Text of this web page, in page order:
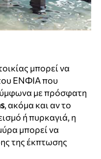
μπορεί να
ΕΝΦΙΑ που
με πρόσφατη
, ακόμα και αν το
ή πυρκαγιά, η
μπορεί να
της έκπτωσης